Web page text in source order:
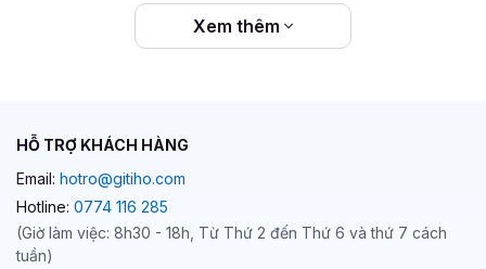
Xem thêm
HỖ TRỢ KHÁCH HÀNG
Email: hotro@gitiho.com
Hotline: 0774 116 285
(Giờ làm việc: 8h30 - 18h, Từ Thứ 2 đến Thứ 6 và thứ 7 cách
tuần)